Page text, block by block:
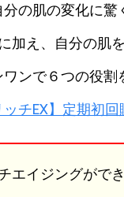
の肌の変化に驚
加え、自分の
ンで６つの役
ッチEX】定期初
エイジングがで